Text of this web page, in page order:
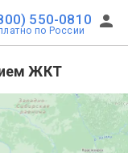
550-0810
по России
ЖКТ